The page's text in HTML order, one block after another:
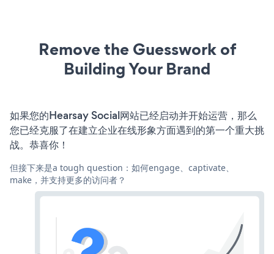
Remove the Guesswork of
Building Your Brand
如果您的Hearsay Social网站已经启动并开始运营，那么
您已经克服了在建立企业在线形象方面遇到的第一个重大挑
战。恭喜你！
但接下来是a tough question：如何engage、captivate、
make，并支持更多的访问者？